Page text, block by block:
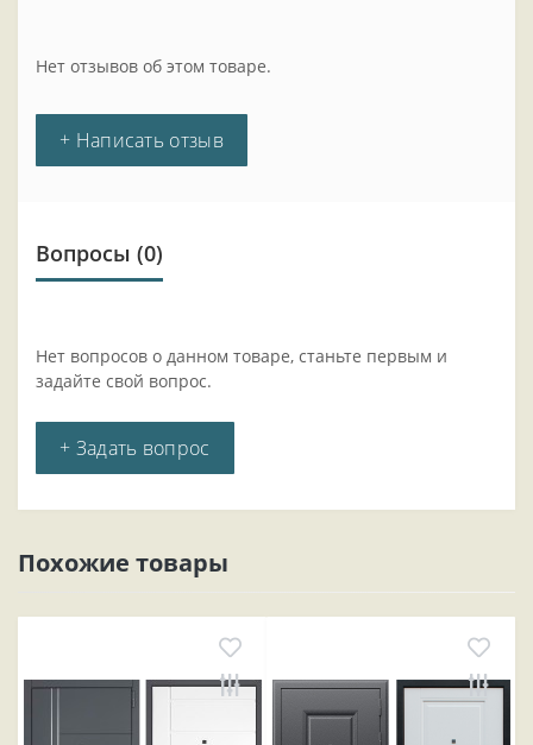
Нет отзывов об этом товаре.
+ Написать отзыв
Вопросы (0)
Нет вопросов о данном товаре, станьте первым и
задайте свой вопрос.
+ Задать вопрос
Похожие товары